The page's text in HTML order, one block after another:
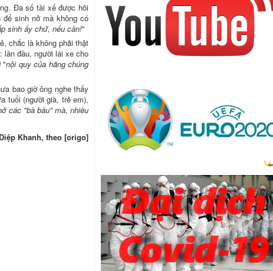
Đa số tài xế được hỏi
sinh nở mà không có
sinh ấy chứ, nếu cần!"
chắc là không phải thật
lần đầu, người lái xe cho
"nội quy của hãng chúng
bao giờ ông nghe thấy
tuổi (người già, trẻ em),
các "bà bầu" mà, nhiều
Diệp Khanh, theo [origo]